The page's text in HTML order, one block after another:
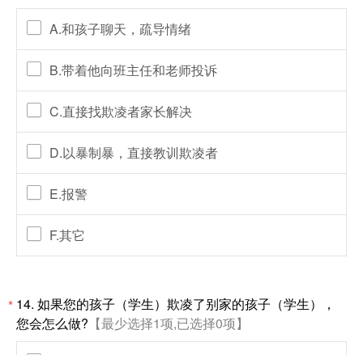
A.和孩子聊天，疏导情绪
B.带着他向班主任和老师投诉
C.直接找欺凌者家长解决
D.以暴制暴，直接教训欺凌者
E.报警
F.其它
* 14. 如果您的孩子（学生）欺凌了别家的孩子（学生），
您会怎么做? 【最少选择1项,已选择0项】